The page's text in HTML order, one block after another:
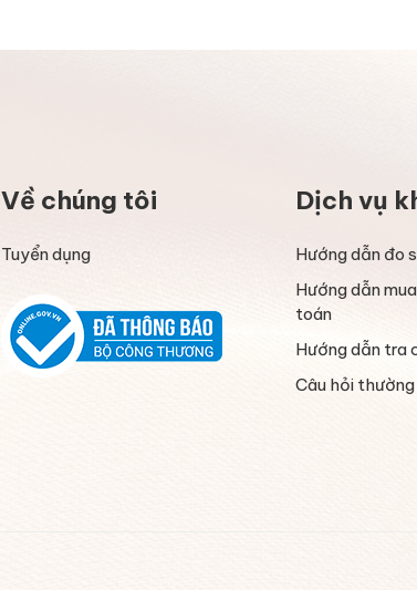
Về chúng tôi
Tuyển dụng
Dịch vụ
Hướng dẫn đo
Hướng dẫn
toán
Hướng dẫn tra
Câu hỏi